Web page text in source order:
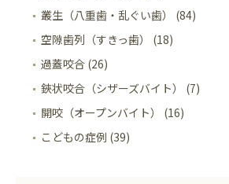
叢生（八重歯・乱ぐい歯） (84)
空隙歯列（すきっ歯） (18)
過蓋咬合 (26)
鋏状咬合（シザーズバイト） (7)
開咬（オープンバイト） (16)
こどもの症例 (39)